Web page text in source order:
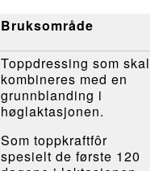
Bruksområde
Toppdressing som skal
kombineres med en
grunnblanding i
høglaktasjonen.
Som toppkraftfôr
spesielt de første 120